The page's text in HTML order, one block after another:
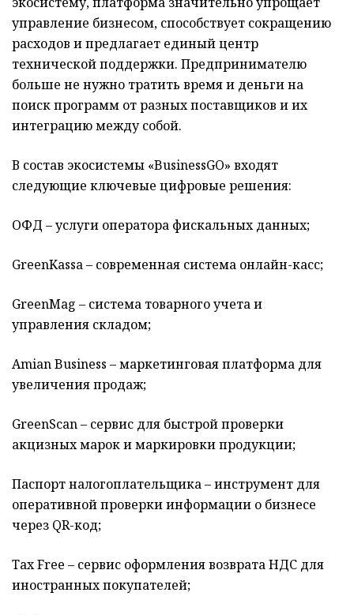
управление бизнесом, способствует сокращению
расходов и предлагает единый центр
технической поддержки. Предпринимателю
больше не нужно тратить время и деньги на
поиск программ от разных поставщиков и их
интеграцию между собой.
В состав экосистемы «BusinessGO» входят
следующие ключевые цифровые решения:
ОФД – услуги оператора фискальных данных;
GreenKassa – современная система онлайн-касс;
GreenMag – система товарного учета и
управления складом;
Amian Business – маркетинговая платформа для
увеличения продаж;
GreenScan – сервис для быстрой проверки
акцизных марок и маркировки продукции;
Паспорт налогоплательщика – инструмент для
оперативной проверки информации о бизнесе
через QR-код;
Tax Free – сервис оформления возврата НДС для
иностранных покупателей;